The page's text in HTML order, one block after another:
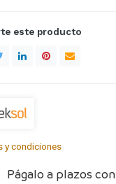
este producto
y condiciones
Págalo a plazos con